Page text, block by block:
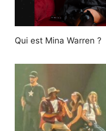
Qui est Mina Warren ?